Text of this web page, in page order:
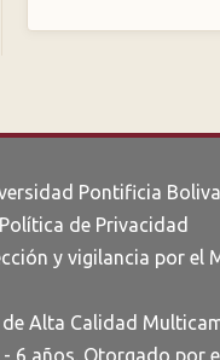
Pontificia
Política de Privacidad
y vigilancia por el
Alta Calidad
6 años. Otorgado por